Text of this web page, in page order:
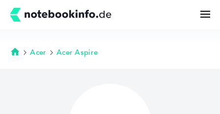
Startseite
Acer Acer Aspire